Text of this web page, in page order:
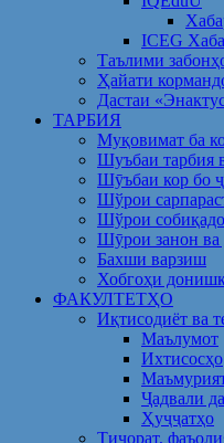
ICEG
Таълими
Ҳайати
Дастаи
ТАРБИЯ
Муқовимат ба
Шуъбаи тарбия
Шӯъбаи кор бо
Шўрои
Шўрои
Шӯрои занон ва
Бахши варзиш
Хобгоҳи
ФАКУЛТЕТҲО
Иқтисодиёт ва
Маълумот
Ихтисосҳо
Ҷадвали
Ҳуҷҷатҳо
Тиҷорат,